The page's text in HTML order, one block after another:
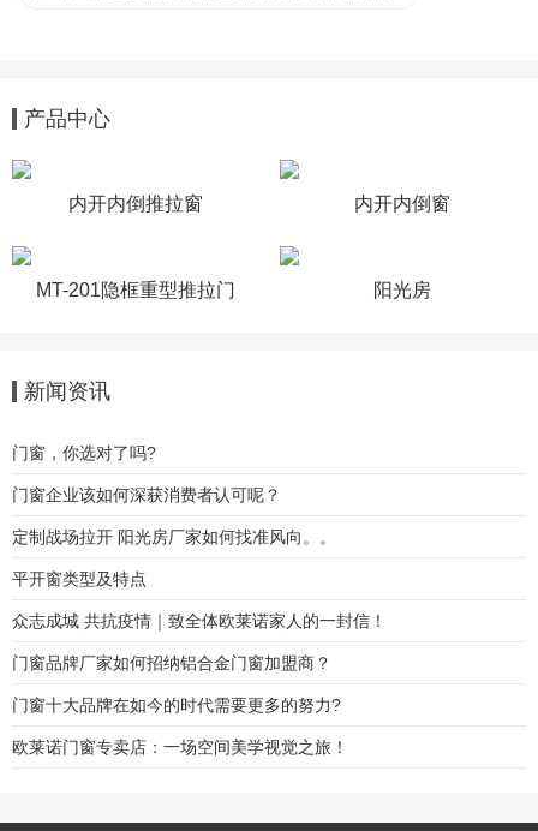
产品中心
内开内倒推拉窗 内开内倒窗
MT-201隐框重型推拉门 阳光房
新闻资讯
门窗，你选对了吗?
门窗企业该如何深获消费者认可呢？
定制战场拉开 阳光房厂家如何找准风向。。
平开窗类型及特点
众志成城 共抗疫情｜致全体欧莱诺家人的一封信！
门窗品牌厂家如何招纳铝合金门窗加盟商？
门窗十大品牌在如今的时代需要更多的努力?
欧莱诺门窗专卖店：一场空间美学视觉之旅！